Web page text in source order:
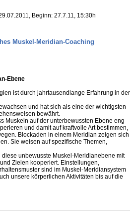
Beginn: 27.7.11, 15:30h
Muskel-Meridian-Coaching
Ebene
ist durch jahrtausendlange Erfahrung in der
und hat sich als eine der wichtigsten
bewährt.
Muskeln auf der unterbewussten Ebene eng
und damit auf kraftvolle Art bestimmen,
Blockaden in einem Meridian zeigen sich
Sie weisen auf spezifische Themen,
unbewusste Muskel-Meridianebene mit
Zielen kooperiert. Einstellungen,
sind im Muskel-Meridiansystem
unsere körperlichen Aktivitäten bis auf die